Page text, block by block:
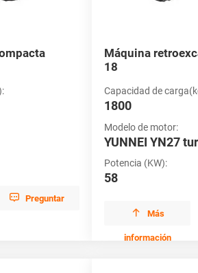
 Preguntar
Máquina
18
Capacidad de
1800
Modelo de motor:
YUNNEI YN27
Potencia (KW):
58
 Más
información